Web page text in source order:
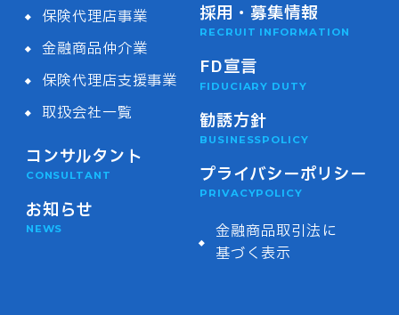
保険代理店事業
金融商品仲介業
保険代理店支援事業
取扱会社一覧
コンサルタント
CONSULTANT
お知らせ
NEWS
採用・募集情報
RECRUIT INFORMATION
FD宣言
FIDUCIARY DUTY
勧誘方針
BUSINESSPOLICY
プライバシーポリシー
PRIVACYPOLICY
金融商品取引法に
基づく表示